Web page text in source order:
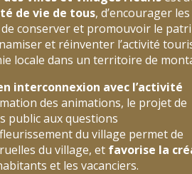
de vie de tous, d’encourager les
conserver et promouvoir le
et réinventer l’activité
locale dans un territoire de
interconnexion avec l’activité
des animations, le projet de
public aux questions
du village permet de
du village, et favorise la
et les vacanciers.